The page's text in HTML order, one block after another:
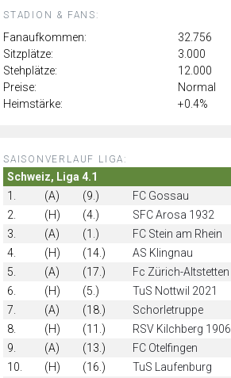
STADION & FANS:
Fanaufkommen:
32.756
Sitzplätze:
3.000
Stehplätze:
12.000
Preise:
Normal
Heimstärke:
+0.4%
SAISONVERLAUF LIGA:
Schweiz, Liga 4.1
1.
(A) (9.) FC Gossau
2.
(H) (4.) SFC Arosa 1932
3.
(A) (1.) FC Stein am Rhein
4.
(H) (14.) AS Klingnau
5.
(A) (17.) Fc Zürich-Altstetten
6.
(H) (5.) TuS Nottwil 2021
7.
(A) (18.) Schorletruppe
8.
(H) (11.) RSV Kilchberg 1906
9.
(A) (13.) FC Otelfingen
10.
(H) (16.) TuS Laufenburg